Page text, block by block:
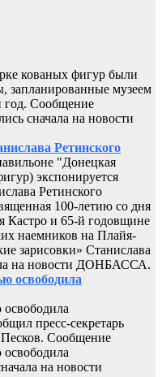
кованых фигур были
запланированные музеем
Сообщение
сначала на новости
Ретинского
"Донецкая
экспонируется
Ретинского
100-летию со дня
Кастро и 65-й годовщине
наемников на Плайя-
зарисовки» Станислава
на новости ДОНБАССА.
освободила
пресс-секретарь
Сообщение
на новости